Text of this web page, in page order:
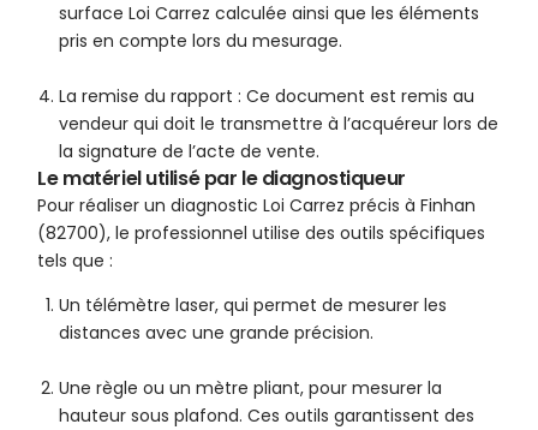
surface Loi Carrez calculée ainsi que les éléments
pris en compte lors du mesurage.
La remise du rapport : Ce document est remis au
vendeur qui doit le transmettre à l’acquéreur lors de
la signature de l’acte de vente.
Le matériel utilisé par le diagnostiqueur
Pour réaliser un diagnostic Loi Carrez précis à Finhan
(82700), le professionnel utilise des outils spécifiques
tels que :
Un télémètre laser, qui permet de mesurer les
distances avec une grande précision.
Une règle ou un mètre pliant, pour mesurer la
hauteur sous plafond. Ces outils garantissent des